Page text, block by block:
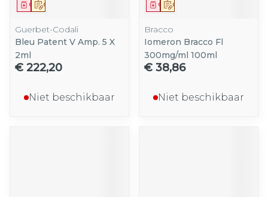
Op voorschrift
Geneesmiddel
Guerbet-Codali
Bleu Patent V Amp. 5 X
2ml
€ 222,20
Niet beschikbaar
Op voorschrift
Geneesmiddel
Bracco
Iomeron Bracco Fl
300mg/ml 100ml
€ 38,86
Niet beschikbaar